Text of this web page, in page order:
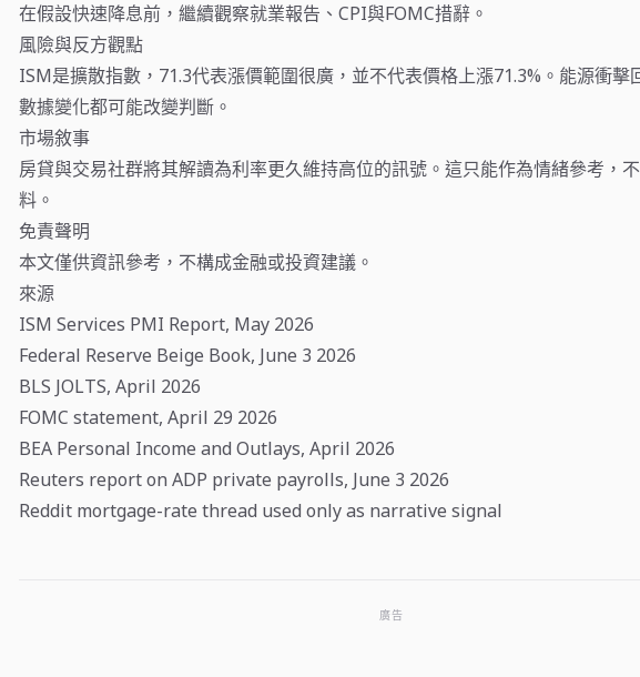
在假設快速降息前，繼續觀察就業報告、CPI與FOMC措辭。
風險與反方觀點
ISM是擴散指數，71.3代表漲價範圍很廣，並不代表價格上漲71.3%。能源衝擊
數據變化都可能改變判斷。
市場敘事
房貸與交易社群將其解讀為利率更久維持高位的訊號。這只能作為情緒參考，
料。
免責聲明
本文僅供資訊參考，不構成金融或投資建議。
來源
ISM Services PMI Report, May 2026
Federal Reserve Beige Book, June 3 2026
BLS JOLTS, April 2026
FOMC statement, April 29 2026
BEA Personal Income and Outlays, April 2026
Reuters report on ADP private payrolls, June 3 2026
Reddit mortgage-rate thread used only as narrative signal
廣告